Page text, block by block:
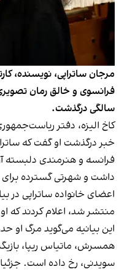
مرجان ساتراپی، نویسنده،
سالگی درگذشت.
کاخ الیزه، دفتر
خبر درگذشت او گفت که
فرانسه و هنرمندی دلبسته
داشت و شهرتی گسترده برای
اعضای خانواده ساتراپی در
منتشر شد، اعلام کردند که
این بیانیه می‌گوید مرگ
همسرش، ماتیاس ریپا،
سویدنی، رخ داده است.